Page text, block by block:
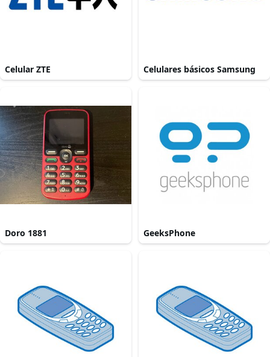
Celular ZTE Celulares básicos Samsung
Doro 1881 GeeksPhone